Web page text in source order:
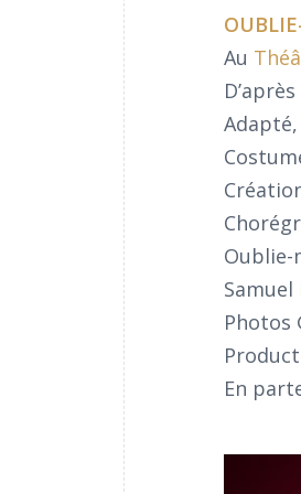
Au
D’après
Photos
En